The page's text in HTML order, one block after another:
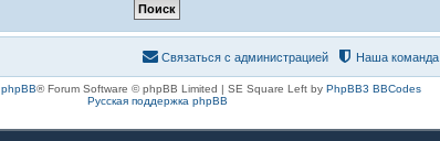
Наша команда
Связаться с администрацией
phpBB® Forum Software © phpBB Limited | SE Square Left by PhpBB3 BBCodes
Русская поддержка phpBB